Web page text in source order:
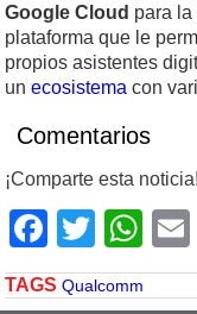
Google Cloud para
plataforma que le
propios asistentes
un ecosistema con
Comentarios
¡Comparte esta noticia!
Facebook
Twitter
TAGS Qualcomm